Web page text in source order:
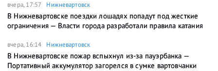
вчера, 17:57 Нижневартовск
В Нижневартовске поездки лошадях попадут под жесткие
ограничения — Власти города разработали правила катания
вчера, 16:14 Нижневартовск
В Нижневартовске пожар вспыхнул из-за пауэрбанка —
Портативный аккумулятор загорелся в сумке вартовчанки